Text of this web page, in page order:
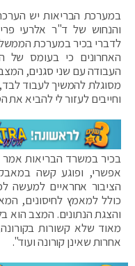
במערכת הבריאות יש
והנחוש של ד"ר אלרעי
לדברי בכיר במערכת
האחרונים כי בעומס של
העבודה עם שני סגנים,
מסוגלת להמשיך לעבוד
וחייבים לעזור לי להביא את
בכיר במשרד הבריאות אמר
אפשרי, ופוגע קשה
הציבור אחראיים למעשה
כולל למאמץ לחיסונים,
והצגת הנתונים. המצב הוא
מאוד שלא קשורות
אחרות שאינן קורונה ועוד".